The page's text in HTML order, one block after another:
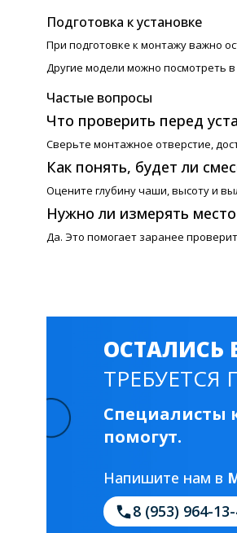
Подготовка к установке
При подготовке к монтажу важно
Другие модели можно посмотреть
Частые вопросы
Что проверить перед
Сверьте монтажное отверстие,
Как понять, будет ли
Оцените глубину чаши, высоту и
Нужно ли измерять
Да. Это помогает заранее
ОСТАЛИСЬ
Специалисты
помогут.
Напишите нам в
8 (953) 964-